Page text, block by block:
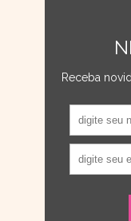
Receba